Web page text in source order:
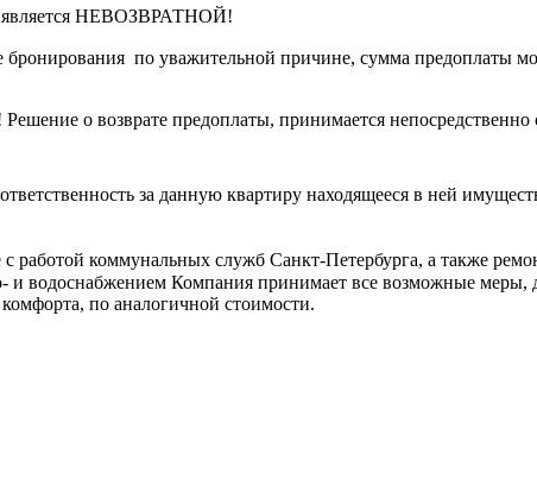
является НЕВОЗВРАТНОЙ!
по уважительной причине, сумма предоплаты
о возврате предоплаты, принимается
за данную квартиру находящееся в ней
с работой коммунальных служб Санкт-Петербурга, а также
водоснабжением Компания принимает все возможные меры,
по аналогичной стоимости.